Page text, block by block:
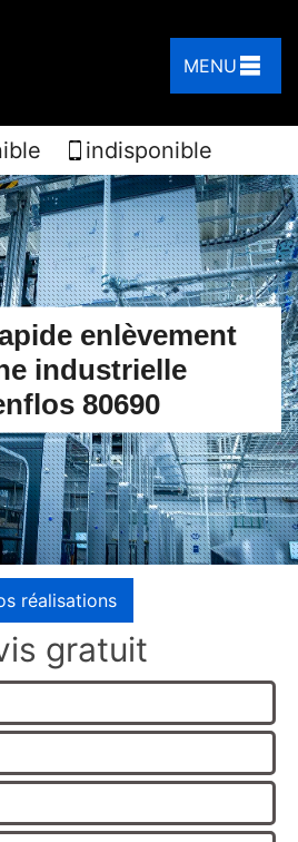
MENU
indisponible
enlèvement
industrielle
80690
réalisations
gratuit